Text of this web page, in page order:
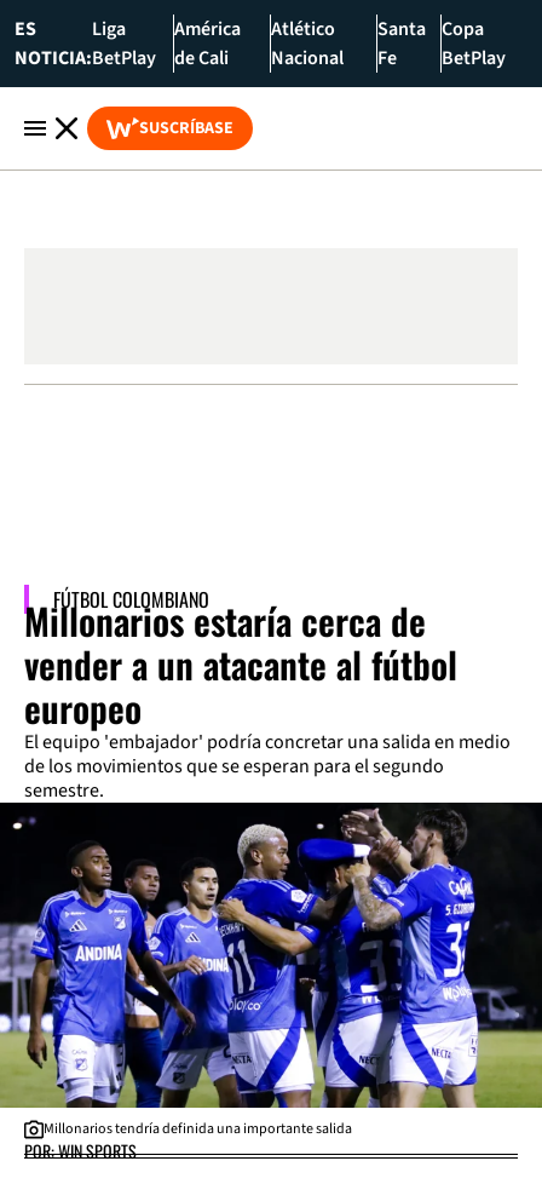
ES
NOTICIA:
Liga
BetPlay
América
de Cali
Atlético
Nacional
Santa
Fe
Copa
BetPlay
SUSCRÍBASE
FÚTBOL COLOMBIANO
Millonarios estaría cerca de
vender a un atacante al fútbol
europeo
El equipo 'embajador' podría concretar una salida en medio
de los movimientos que se esperan para el segundo
semestre.
Millonarios tendría definida una importante salida
POR: WIN SPORTS